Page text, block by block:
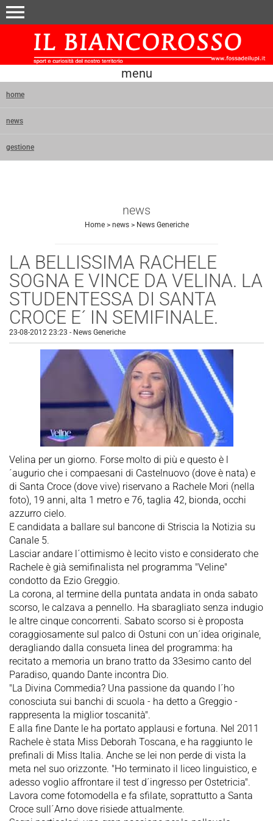
menu
menu
home
news
gestione
news
Home> news> News Generiche
LA BELLISSIMA RACHELE
SOGNA E VINCE DA VELINA. LA
STUDENTESSA DI SANTA
CROCE E´ IN SEMIFINALE.
23-08-2012 23:23 - News Generiche
Velina per un giorno. Forse molto di più e questo è l
´augurio che i compaesani di Castelnuovo (dove è nata) e
di Santa Croce (dove vive) riservano a Rachele Mori (nella
foto), 19 anni, alta 1 metro e 76, taglia 42, bionda, occhi
azzurro cielo.
E candidata a ballare sul bancone di Striscia la Notizia su
Canale 5.
Lasciar andare l´ottimismo è lecito visto e considerato che
Rachele è già semifinalista nel programma "Veline"
condotto da Ezio Greggio.
La corona, al termine della puntata andata in onda sabato
scorso, le calzava a pennello. Ha sbaragliato senza indugio
le altre cinque concorrenti. Sabato scorso si è proposta
coraggiosamente sul palco di Ostuni con un´idea originale,
deragliando dalla consueta linea del programma: ha
recitato a memoria un brano tratto da 33esimo canto del
Paradiso, quando Dante incontra Dio.
"La Divina Commedia? Una passione da quando l´ho
conosciuta sui banchi di scuola - ha detto a Greggio -
rappresenta la miglior toscanità".
E alla fine Dante le ha portato applausi e fortuna. Nel 2011
Rachele è stata Miss Deborah Toscana, e ha raggiunto le
prefinali di Miss Italia. Anche se lei non perde di vista la
meta nel suo orizzonte. "Ho terminato il liceo linguistico, e
adesso voglio affrontare il test d´ingresso per Ostetricia".
Lavora come fotomodella e fa sfilate, soprattutto a Santa
Croce sull´Arno dove risiede attualmente.